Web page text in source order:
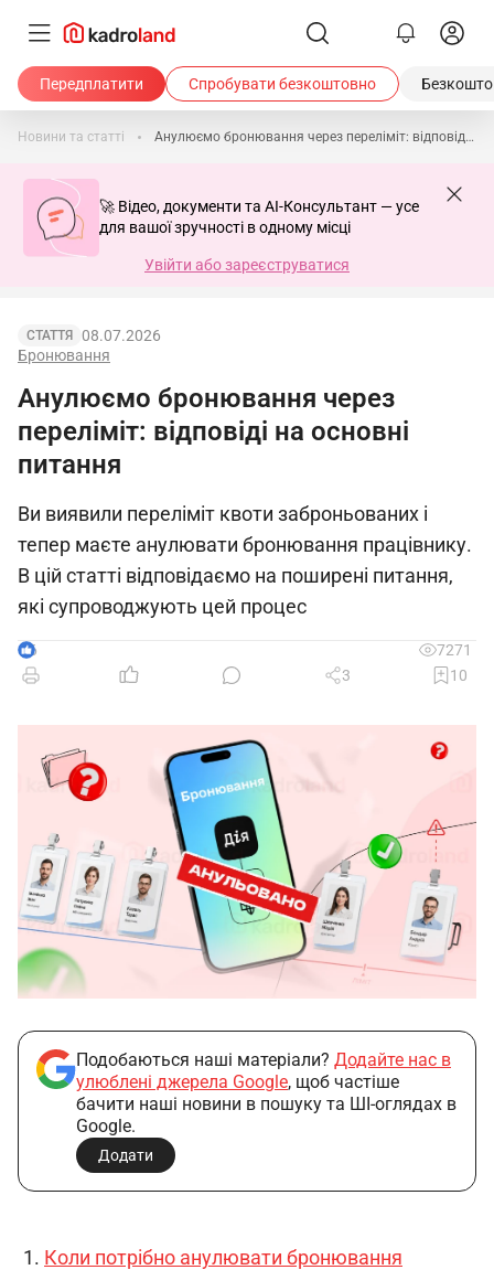
Передплатити Спробувати безкоштовно
Новини та статті Анулюємо бронювання через переліміт: відповіді на основні питання
🚀 Відео, документи та AI-Консультант — усе
для вашої зручності в одному місці
Увійти або зареєструватися
СТАТТЯ
Бронювання
08.07.2026
Анулюємо бронювання через
переліміт: відповіді на основні
питання
Ви виявили переліміт квоти заброньованих і
тепер маєте анулювати бронювання працівнику.
В цій статті відповідаємо на поширені питання,
які супроводжують цей процес
6
7271
3
10
Подобаються наші матеріали? Додайте нас в
улюблені джерела Google, щоб частіше
бачити наші новини в пошуку та ШІ-оглядах в
Google.
Додати
Коли потрібно анулювати бронювання